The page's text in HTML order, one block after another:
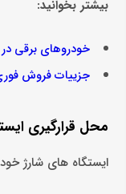
بیشتر بخوانید:
خودروهای برقی در
جزییات فروش
محل قرارگیری
ایستگاه های شارژ